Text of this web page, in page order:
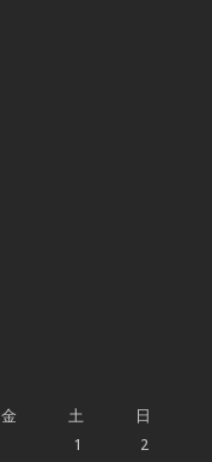
金 土
日
1
2